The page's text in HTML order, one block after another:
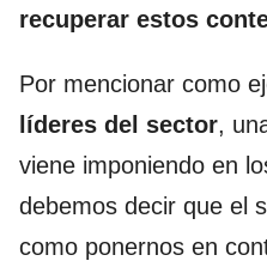
recuperar estos
Por mencionar como
líderes del sector,
viene imponiendo en
debemos decir que el
como ponernos en